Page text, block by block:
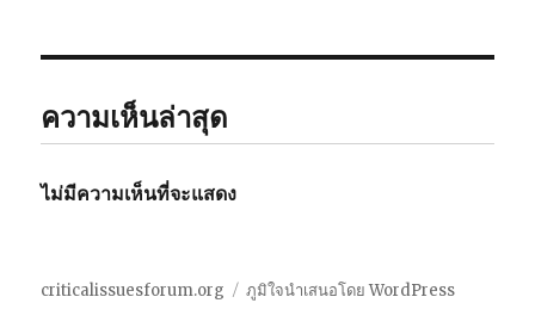
ความเห็นล่าสุด
ไม่มีความเห็นที่จะแสดง
criticalissuesforum.org ภูมิใจนำเสนอโดย WordPress